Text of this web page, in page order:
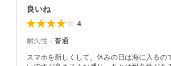
良いね
4
耐久性 ： 普通
スマホを新しくして、休みの日は海に入る